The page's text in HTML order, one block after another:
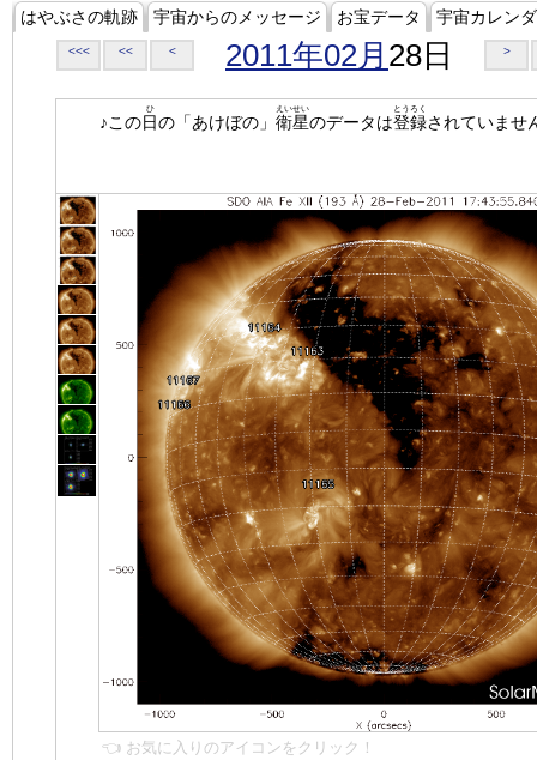
はやぶさの軌跡 宇宙からのメッセージ お宝データ 宇宙カレン
<<< << < 2011年02月 28日 >
♪この日
ひ
の「あけぼの」 衛星
えいせい
のデータは登録
とうろく
されていませ
👈 お気に入りのアイコンをクリック！